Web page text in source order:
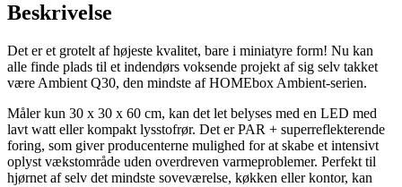
Beskrivelse
Det er et grotelt af højeste kvalitet, bare i miniatyre form! Nu kan
alle finde plads til et indendørs voksende projekt af sig selv takket
være Ambient Q30, den mindste af HOMEbox Ambient-serien.
Måler kun 30 x 30 x 60 cm, kan det let belyses med en LED med
lavt watt eller kompakt lysstofrør. Det er PAR + superreflekterende
foring, som giver producenterne mulighed for at skabe et intensivt
oplyst vækstområde uden overdreven varmeproblemer. Perfekt til
hjørnet af selv det mindste soveværelse, køkken eller kontor, kan